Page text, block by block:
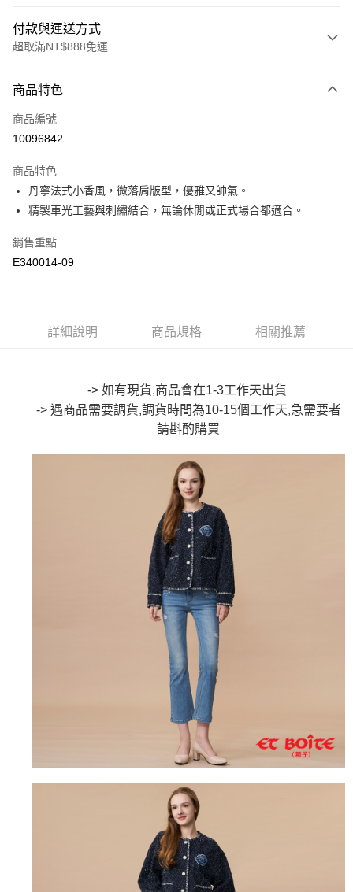
付款與運送方式
超取滿NT$888免運
信用卡一次付款
超商取貨付款
Apple Pay
街口支付
悠遊付
大哥付你分期
1.本服務由台灣大哥大提供，台灣大哥大用戶可立即使用無須另外申請。
2.付款方式選擇「大哥付你分期」，訂單成立後會自動跳轉到大哥付的交易
流程，驗證手機門號後，選擇欲分期的期數、繳款截止日，確認付款後即完
4.訂單成立30分鐘內，如未前往確認交易或遇審核未通過，訂單將自動取
消。如遇「轉專審核」未通過狀況，表示未達大哥付你分期系統評分，恕無
1.分期款項不併入電信帳單，「大哥付你分期」於每月結算日後寄送繳費提
2.透過簡訊連結打開帳單後，可選擇「超商條碼／台灣大直營門市／銀行轉
帳／街口支付／iPASS MONEY」等通路繳費。
1.本服務係由「台灣大哥大股份有限公司」（以下簡稱本公司）所提供，讓
用戶於交易時，得透過本服務購買商品或服務，並由商店將買賣／分期付款
買賣價金債權讓與本公司後，依約使用本公司帳單繳交帳款。
2.基於同意付款使用「大哥付你分期」之契約關係目的，商店將以您的個人
資料（包含姓名、電話或地址）提供予台灣大哥大進項蒐集、處理及利用，
由本公司與您本人進行分期帳單所需資料之確認、核對及更正。
3.完整用戶服務條款，請詳閱以下連結： https://oppay.tw/userRule
相關說明
【關於「AFTEE先享後付」】
AFTEE先享後付是「在收到商品之後才付款」的支付方式。 讓您購物簡單
１．簡單：不需註冊會員、不需綁卡、不需儲值。
２．便利：只要手機號碼，簡訊認證，即可結帳。
３．安心：先確認商品／服務後，再付款。
【「AFTEE先享後付」結帳流程】
１．於結帳方式選擇「AFTEE先享後付」後，將跳轉至「AFTEE先享後付」
結帳頁面，進行簡訊認證並確認金額後，即可完成結帳。
２．訂單成立數日內，您將收到繳費通知簡訊。
３．收到繳費通知簡訊後14天內，點擊此簡訊中的連結，可透過四大超商／
ATM／網路銀行／等多元方式進行付款，方視為交易完成。
※ 請注意：結帳手續完成當下不需立刻繳費，但若您需要取消訂單，請聯絡
購買商品的店家。未經商家同意取消之訂單仍視為有效，需透過AFTEE先享
※ 交易是否成功請以「AFTEE先享後付 」之結帳頁面顯示為準，若有關於
是否繳費成功／繳費後需取消欲退款等相關疑問，請聯繫「AFTEE先享後付
https://netprotections.freshdesk.com/support/home
１．透過由恩沛科技股份有限公司提供之「AFTEE先享後付」服務完成之交
易，需依本服務之必要範圍內提供個人資料，並將交易相關給付款項請求債
２．關於個人資料處理事宜，請瀏覽以下網址：
３．未成年的使用者請事先徵得法定代理人或監護人之同意方可使用
「AFTEE先享後付」，若未經同意申辦者引起之損失，本公司不負相關責
４．使用「AFTEE先享後付」時，將依據個別帳號之用戶狀況，依本公司即
時審查核予不同之上限額度；若仍有額度不足之情形，本公司將視審查結果
５．嚴禁一人註冊多個帳號或使用他人資訊註冊。若發現惡意使用之情形，
恩沛科技股份有限公司將有權停止該用戶之使用額度並採取法律行動。
每筆NT$80，滿NT$888(含以上)免運費
每筆NT$80，滿NT$888(含以上)免運費
每筆NT$60，滿NT$3,000(含以上)免運費
每筆NT$60，滿NT$3,000(含以上)免運費
每筆NT$80，滿NT$3,000(含以上)免運費
每筆NT$80，滿NT$3,000(含以上)免運費
每筆NT$100，滿NT$3,000(含以上)免運費
商品特色
商品編號
10096842
商品特色
丹寧法式小香風，微落肩版型，優雅又帥氣。
精製車光工藝與刺繡結合，無論休閒或正式場合都適合。
銷售重點
E340014-09
詳細說明 商品規格 相關推薦
-> 如有現貨,商品會在1-3工作天出貨
-> 遇商品需要調貨,調貨時間為10-15個工作天,急需要者
請斟酌購買